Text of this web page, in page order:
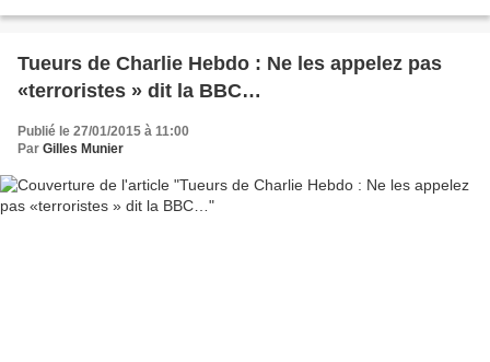
Tueurs de Charlie Hebdo : Ne les appelez pas
«terroristes » dit la BBC…
Publié le 27/01/2015 à 11:00
Par Gilles Munier